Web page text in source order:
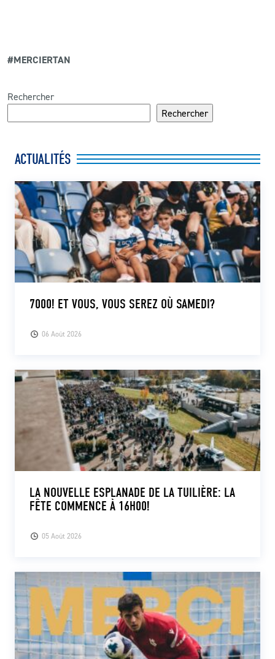
#MERCIERTAN
Rechercher
Rechercher
ACTUALITÉS
06 Août 2026
7000! ET VOUS, VOUS SEREZ OÙ SAMEDI?
05 Août 2026
LA NOUVELLE ESPLANADE DE LA TUILIÈRE: LA
FÊTE COMMENCE À 16H00!